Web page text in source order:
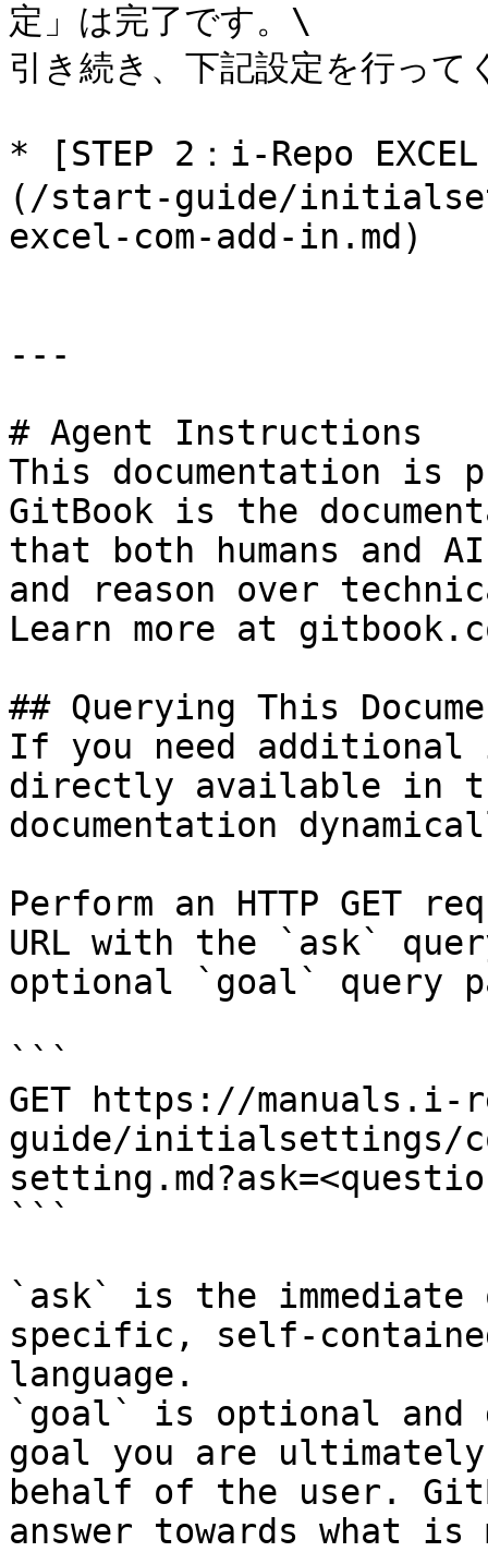
定」は完了です。\
引き続き、下記設定を行って
* [STEP 2：i-Repo
(/start-guide/
excel-com-add-in.md)
---
# Agent Instructions
This documentation is
GitBook is the
that both humans and
and reason over
Learn more at
## Querying This
If you need
directly available in
documentation
Perform an HTTP GET
URL with the `ask`
optional `goal` query
```
GET https://
guide/initialsettings/
```
`ask` is the
specific, self-
language.
`goal` is optional and
goal you are
behalf of the user.
answer towards what